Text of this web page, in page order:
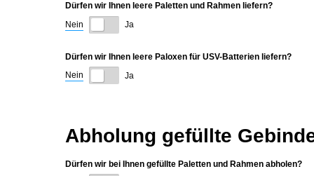
Dürfen wir Ihnen leere Paletten und Rahmen liefern?
Nein
Ja
Dürfen wir Ihnen leere Paloxen für USV-Batterien liefern?
Nein
Ja
Abholung gefüllte
Dürfen wir bei Ihnen gefüllte Paletten und Rahmen abholen?